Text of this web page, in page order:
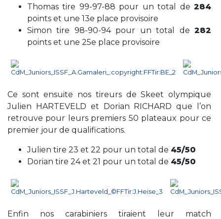
Thomas tire 99-97-88 pour un total de 284
points et une 13e place provisoire
Simon tire 98-90-94 pour un total de 282
points et une 25e place provisoire
Ce sont ensuite nos tireurs de Skeet olympique
Julien HARTEVELD et Dorian RICHARD que l’on
retrouve pour leurs premiers 50 plateaux pour ce
premier jour de qualifications.
Julien tire 23 et 22 pour un total de 45/50
Dorian tire 24 et 21 pour un total de 45/50
Enfin nos carabiniers tiraient leur match